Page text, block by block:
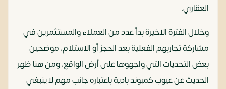
العقاري.
وخلال الفترة الأخيرة بدأ عدد من العملاء والمستثمرين في
مشاركة تجاربهم الفعلية بعد الحجز أو الاستلام، موضحين
بعض التحديات التي واجهوها على أرض الواقع، ومن هنا ظهر
الحديث عن عيوب كمبوند بادية باعتباره جانب مهم لا ينبغي